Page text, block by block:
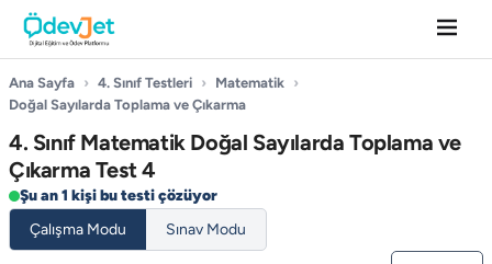
Ana Sayfa › 4. Sınıf Testleri › Matematik ›
Doğal Sayılarda Toplama ve Çıkarma
4. Sınıf Matematik Doğal Sayılarda Toplama ve
Çıkarma Test 4
Şu an 1 kişi bu testi çözüyor
Çalışma Modu
Sınav Modu